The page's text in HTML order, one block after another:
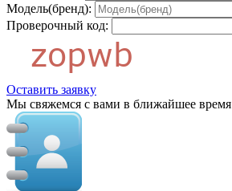
Модель(бренд):
Проверочный код:
Оставить заявку
Мы свяжемся с вами в ближайшее время